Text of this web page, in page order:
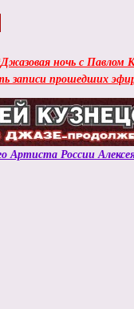
ночь с Павлом
записи прошедших
России